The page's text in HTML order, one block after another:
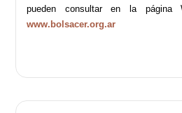
pueden consultar en la página
www.bolsacer.org.ar